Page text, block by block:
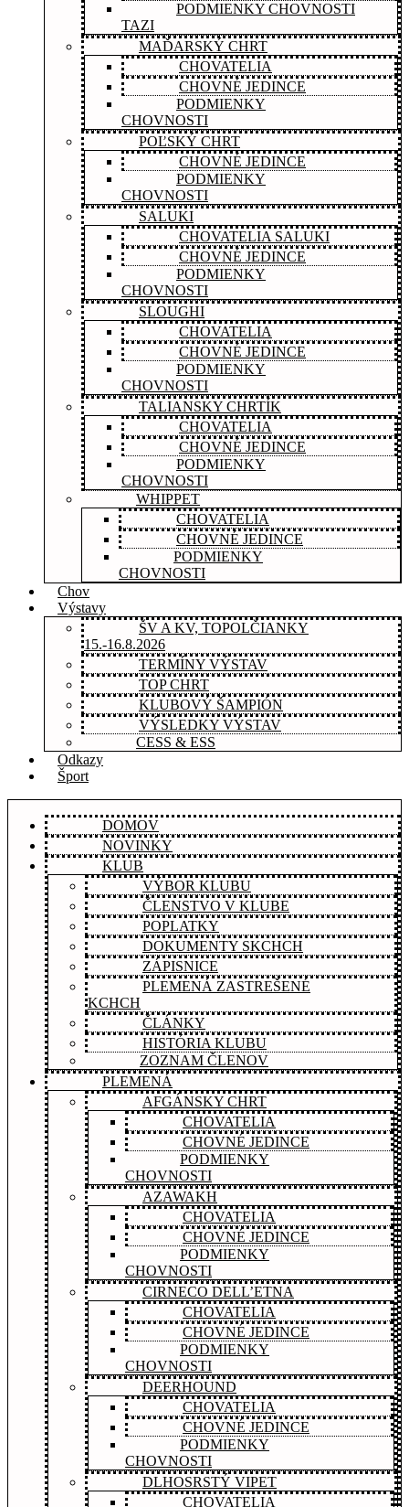
PODMIENKY CHOVNOSTI
TAZI
MAĎARSKÝ CHRT
CHOVATELIA
CHOVNÉ JEDINCE
PODMIENKY
CHOVNOSTI
POĽSKÝ CHRT
CHOVNÉ JEDINCE
PODMIENKY
CHOVNOSTI
SALUKI
CHOVATELIA SALUKI
CHOVNÉ JEDINCE
PODMIENKY
CHOVNOSTI
SLOUGHI
CHOVATELIA
CHOVNÉ JEDINCE
PODMIENKY
CHOVNOSTI
TALIANSKY CHRTÍK
CHOVATELIA
CHOVNÉ JEDINCE
PODMIENKY
CHOVNOSTI
WHIPPET
CHOVATELIA
CHOVNÉ JEDINCE
PODMIENKY
CHOVNOSTI
Chov
Výstavy
ŠV A KV, TOPOLČIANKY
15.-16.8.2026
TERMÍNY VÝSTAV
TOP CHRT
KLUBOVÝ ŠAMPIÓN
VÝSLEDKY VÝSTAV
CESS & ESS
Odkazy
Šport
DOMOV
NOVINKY
KLUB
VÝBOR KLUBU
ČLENSTVO V KLUBE
POPLATKY
DOKUMENTY SKCHCH
ZÁPISNICE
PLEMENÁ ZASTREŠENÉ
KCHCH
ČLÁNKY
HISTÓRIA KLUBU
ZOZNAM ČLENOV
PLEMENÁ
AFGÁNSKY CHRT
CHOVATELIA
CHOVNÉ JEDINCE
PODMIENKY
CHOVNOSTI
AZAWAKH
CHOVATELIA
CHOVNÉ JEDINCE
PODMIENKY
CHOVNOSTI
CIRNECO DELL’ETNA
CHOVATELIA
CHOVNÉ JEDINCE
PODMIENKY
CHOVNOSTI
DEERHOUND
CHOVATELIA
CHOVNÉ JEDINCE
PODMIENKY
CHOVNOSTI
DLHOSRSTÝ VIPET
CHOVATELIA